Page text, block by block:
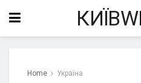
Home Україна